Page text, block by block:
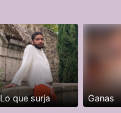
Lo que surja Ganas